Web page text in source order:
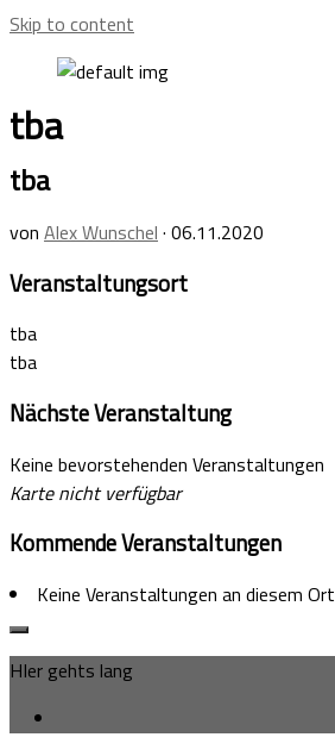
Skip to content
tba
tba
von Alex Wunschel · 06.11.2020
Veranstaltungsort
tba
tba
Nächste Veranstaltung
Keine bevorstehenden Veranstaltungen
Karte nicht verfügbar
Kommende Veranstaltungen
Keine Veranstaltungen an diesem Ort
HIer gehts lang